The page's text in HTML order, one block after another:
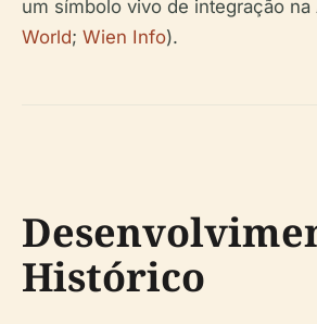
um símbolo vivo de integração na
World; Wien Info).
Histórico